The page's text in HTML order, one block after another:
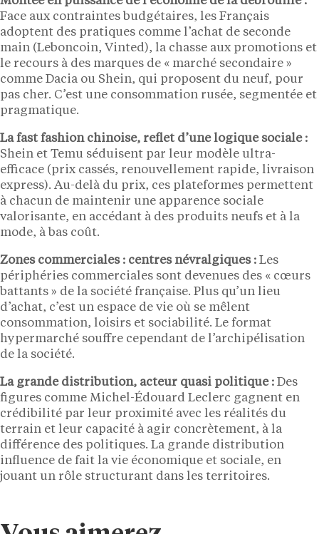
Face aux contraintes budgétaires, les Français
adoptent des pratiques comme l’achat de seconde
main (Leboncoin, Vinted), la chasse aux promotions et
le recours à des marques de « marché secondaire »
comme Dacia ou Shein, qui proposent du neuf, pour
pas cher. C’est une consommation rusée, segmentée et
pragmatique.
La fast fashion chinoise, reflet d’une logique sociale :
Shein et Temu séduisent par leur modèle ultra-
efficace (prix cassés, renouvellement rapide, livraison
express). Au-delà du prix, ces plateformes permettent
à chacun de maintenir une apparence sociale
valorisante, en accédant à des produits neufs et à la
mode, à bas coût.
Zones commerciales : centres névralgiques : Les
périphéries commerciales sont devenues des « cœurs
battants » de la société française. Plus qu’un lieu
d’achat, c’est un espace de vie où se mêlent
consommation, loisirs et sociabilité. Le format
hypermarché souffre cependant de l’archipélisation
de la société.
La grande distribution, acteur quasi politique : Des
figures comme Michel-Édouard Leclerc gagnent en
crédibilité par leur proximité avec les réalités du
terrain et leur capacité à agir concrètement, à la
différence des politiques. La grande distribution
influence de fait la vie économique et sociale, en
jouant un rôle structurant dans les territoires.